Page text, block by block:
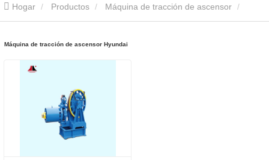
Hogar Productos Máquina de tracción de ascensor
Máquina de tracción de ascensor Hyundai